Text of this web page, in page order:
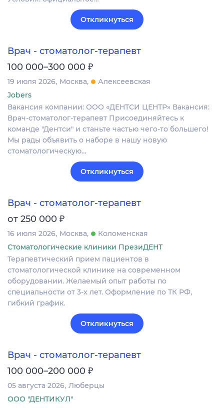
Откликнуться
Врач - стоматолог-терапевт
100 000–300 000 ₽
19 июля 2026 Москва
Алексеевская
Jobers
Вакансия компании: ООО «ДЕНТСИ ЦЕНТР» Вакансия:
Врач-стоматолог-терапевт Присоединяйтесь к
команде "Дентси" и станьте частью чего-то большего!
Мы рады объявить о наборе в нашу новую
стоматологическую…
Откликнуться
Врач - стоматолог-терапевт
от 250 000 ₽
16 июля 2026 Москва
Коломенская
Стоматологические клиники ПрезиДЕНТ
Терапевтический прием пациентов в
стоматологической клинике на современном
оборудовании. Желаемый опыт работы по
специальности от 3-х лет. Оформление по ТК РФ,
гибкий график.
Откликнуться
Врач - стоматолог-терапевт
100 000–200 000 ₽
05 августа 2026 Люберцы
ООО "ДЕНТИКУЛ"